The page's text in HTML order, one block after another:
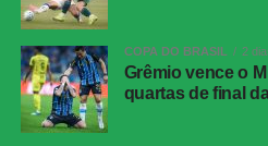
amarelos
Cartões
vermelhos
Nenhum
Gol
Alan Minda, aos
COPA DO BRASIL 2
Grêmio vence o
quartas de final